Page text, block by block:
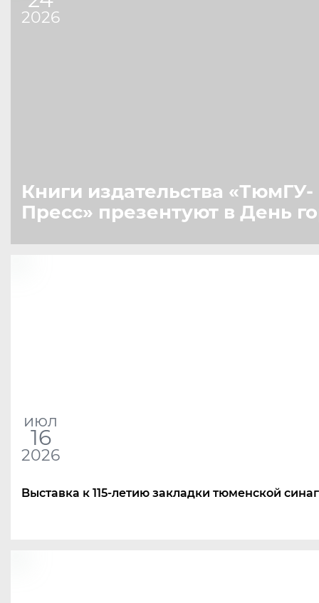
2026
Книги издательства «ТюмГУ-
Пресс» презентуют в День
июл
16
2026
Bыставка к 115-летию закладки тюменской